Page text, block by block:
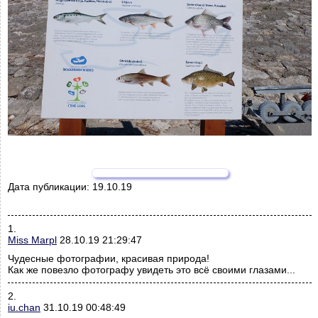
Дата публикации: 19.10.19
1.
Miss Marpl 28.10.19 21:29:47
Чудесные фотографии, красивая природа!
Как же повезло фотографу увидеть это всё своими глазами...
2.
iu.chan 31.10.19 00:48:49